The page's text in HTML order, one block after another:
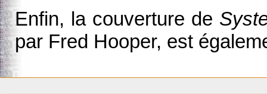
Enfin, la couverture de
par Fred Hooper, est